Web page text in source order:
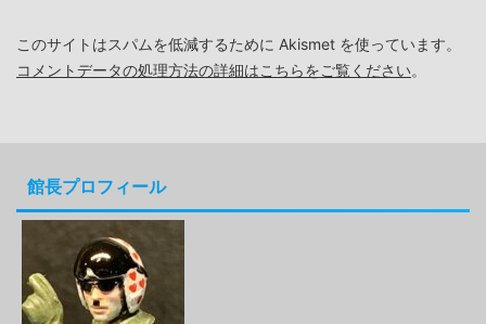
このサイトはスパムを低減するために Akismet を使っています。
コメントデータの処理方法の詳細はこちらをご覧ください。
館長プロフィール